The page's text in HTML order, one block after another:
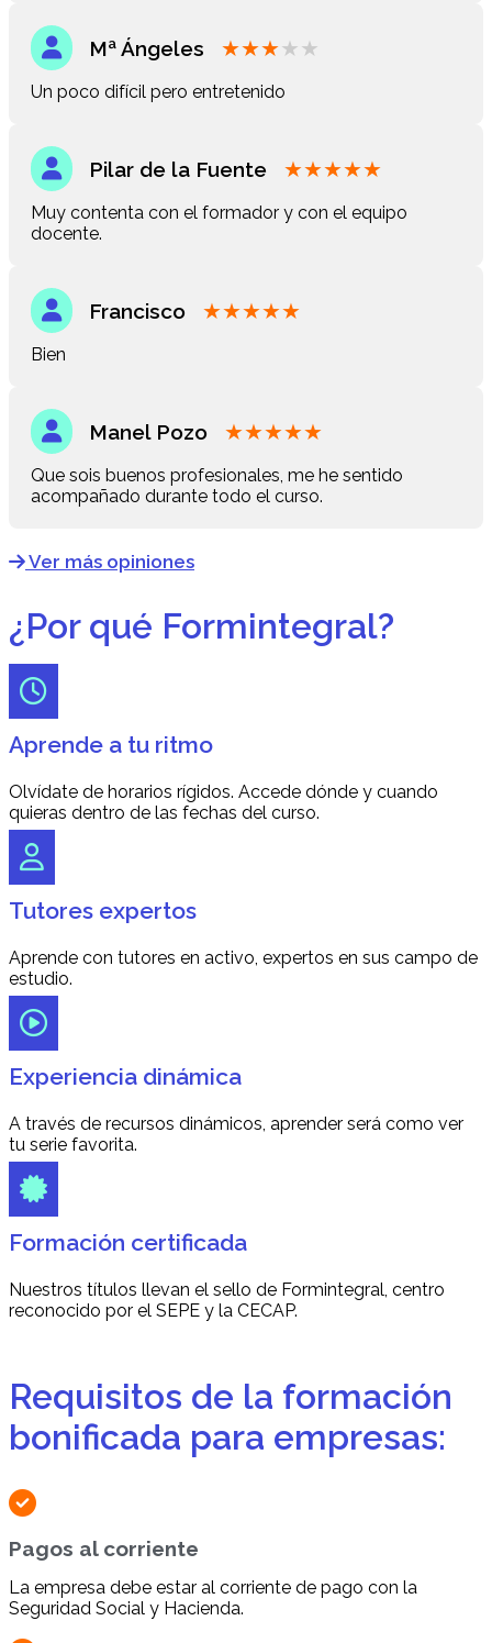
Mª Ángeles ★★★★★
Un poco difícil pero entretenido
Pilar de la Fuente ★★★★★
Muy contenta con el formador y con el equipo
docente.
Francisco ★★★★★
Bien
Manel Pozo ★★★★★
Que sois buenos profesionales, me he sentido
acompañado durante todo el curso.
Ver más opiniones
¿Por qué Formintegral?
Aprende a tu ritmo
Olvídate de horarios rígidos. Accede dónde y cuando
quieras dentro de las fechas del curso.
Tutores expertos
Aprende con tutores en activo, expertos en sus campo de
estudio.
Experiencia dinámica
A través de recursos dinámicos, aprender será como ver
tu serie favorita.
Formación certificada
Nuestros títulos llevan el sello de Formintegral, centro
reconocido por el SEPE y la CECAP.
Requisitos de la formación
bonificada para empresas:
Pagos al corriente
La empresa debe estar al corriente de pago con la
Seguridad Social y Hacienda.